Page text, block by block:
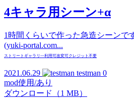
4キャラ用シーン+α
1時間くらいで作った急造シーンで
(yuki-portal.com...
ストリートギャラリ―利用可改変可クレジット不要
2021.06.29 testman 0
mod使用/あり
ダウンロード（1 MB）